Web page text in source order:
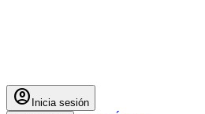
account_circle Inicia sesión